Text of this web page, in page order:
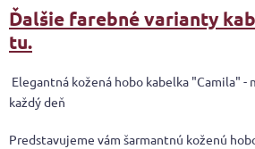
Ďalšie farebné varianty
tu.
Elegantná kožená hobo kabelka "Camila" -
každý deň
Predstavujeme vám šarmantnú koženú